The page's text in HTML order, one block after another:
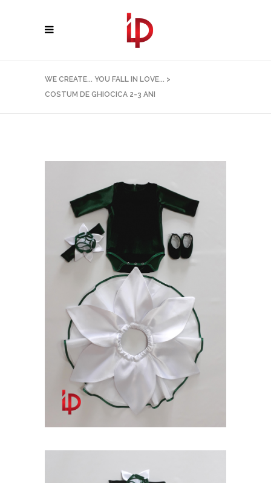
WE CREATE... YOU FALL IN LOVE... >
COSTUM DE GHIOCICA 2-3 ANI